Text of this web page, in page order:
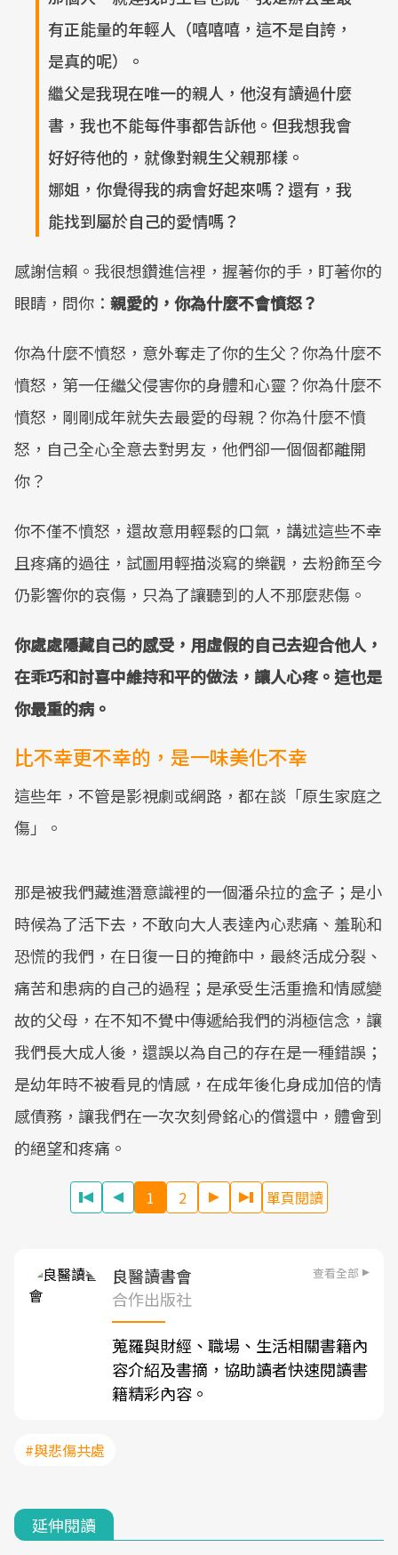
有正能量的年輕人（嘻嘻嘻，這不是自誇，
是真的呢）。
繼父是我現在唯一的親人，他沒有讀過什麼
書，我也不能每件事都告訴他。但我想我會
好好待他的，就像對親生父親那樣。
娜姐，你覺得我的病會好起來嗎？還有，我
能找到屬於自己的愛情嗎？
感謝信賴。我很想鑽進信裡，握著你的手，盯著你的
眼睛，問你： 親愛的，你為什麼不會憤怒？
你為什麼不憤怒，意外奪走了你的生父？你為什麼不
憤怒，第一任繼父侵害你的身體和心靈？你為什麼不
憤怒，剛剛成年就失去最愛的母親？你為什麼不憤
怒，自己全心全意去對男友，他們卻一個個都離開
你？
你不僅不憤怒，還故意用輕鬆的口氣，講述這些不幸
且疼痛的過往，試圖用輕描淡寫的樂觀，去粉飾至今
仍影響你的哀傷，只為了讓聽到的人不那麼悲傷。
你處處隱藏自己的感受，用虛假的自己去迎合他人，
在乖巧和討喜中維持和平的做法，讓人心疼。這也是
你最重的病。
比不幸更不幸的，是一味美化不幸
這些年，不管是影視劇或網路，都在談「原生家庭之
傷」。
那是被我們藏進潛意識裡的一個潘朵拉的盒子；是小
時候為了活下去，不敢向大人表達內心悲痛、羞恥和
恐慌的我們，在日復一日的掩飾中，最終活成分裂、
痛苦和患病的自己的過程；是承受生活重擔和情感變
故的父母，在不知不覺中傳遞給我們的消極信念，讓
我們長大成人後，還誤以為自己的存在是一種錯誤；
是幼年時不被看見的情感，在成年後化身成加倍的情
感債務，讓我們在一次次刻骨銘心的償還中，體會到
的絕望和疼痛。
1 2 單頁閱讀
良醫讀書會 查看全部
合作出版社
蒐羅與財經、職場、生活相關書籍內
容介紹及書摘，協助讀者快速閱讀書
籍精彩內容。
#與悲傷共處
延伸閱讀